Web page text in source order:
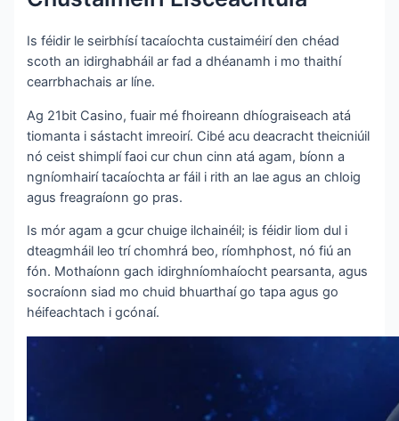
Is féidir le seirbhísí tacaíochta custaiméirí den chéad
scoth an idirghabháil ar fad a dhéanamh i mo thaithí
cearrbhachais ar líne.
Ag 21bit Casino, fuair mé fhoireann dhíograiseach atá
tiomanta i sástacht imreoirí. Cibé acu deacracht theicniúil
nó ceist shimplí faoi cur chun cinn atá agam, bíonn a
ngníomhairí tacaíochta ar fáil i rith an lae agus an chloig
agus freagraíonn go pras.
Is mór agam a gcur chuige ilchainéil; is féidir liom dul i
dteagmháil leo trí chomhrá beo, ríomhphost, nó fiú an
fón. Mothaíonn gach idirghníomhaíocht pearsanta, agus
socraíonn siad mo chuid bhuarthaí go tapa agus go
héifeachtach i gcónaí.